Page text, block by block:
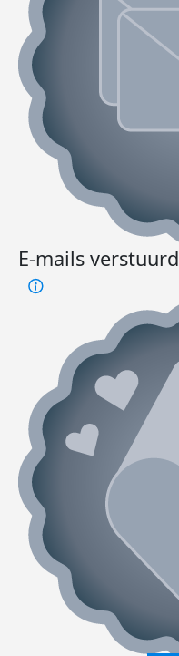
E-mails verstuurd